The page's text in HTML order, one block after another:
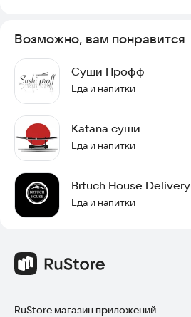
Возможно, вам понравится
Суши Профф
Еда и напитки
Katana суши
Еда и напитки
Brtuch House Delivery
Еда и напитки
RuStore магазин приложений